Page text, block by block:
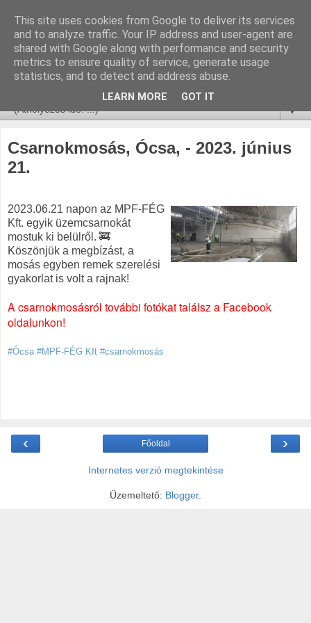
▼
Csarnokmosás, Ócsa, - 2023. június
21.
2023.06.21 napon az MPF-FÉG
Kft. egyik üzemcsarnokát
mostuk ki belülről. 🚒
Köszönjük a megbízást, a
mosás egyben remek szerelési
gyakorlat is volt a rajnak!
A csarnokmosásról további fotókat találsz a Facebook
oldalunkon!
#Ócsa #MPF-FÉG Kft #csarnokmosás
‹ ›
Főoldal
Internetes verzió megtekintése
Üzemeltető: Blogger.
This site uses cookies from Google to deliver its services
and to analyze traffic. Your IP address and user-agent are
shared with Google along with performance and security
metrics to ensure quality of service, generate usage
statistics, and to detect and address abuse.
LEARN MORE GOT IT